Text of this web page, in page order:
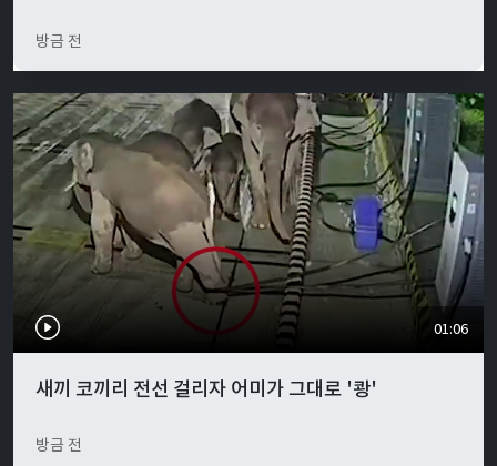
방금 전
01:06
새끼 코끼리 전선 걸리자 어미가 그대로 '쾅'
방금 전